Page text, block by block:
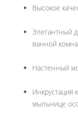
Высокое
Элегантный
ванной
Настенный
Инкрустация
мыльнице